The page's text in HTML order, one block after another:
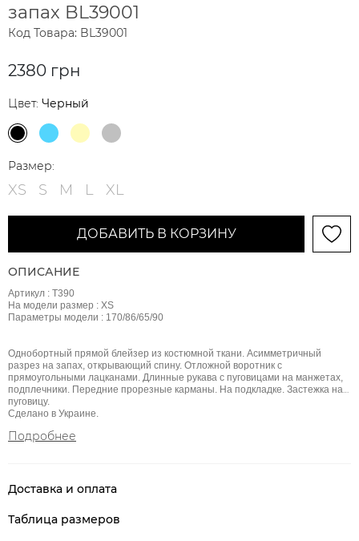
запах BL39001
Код Товара: BL39001
2380 грн
Цвет: Черный
Размер:
XS S M L XL
ДОБАВИТЬ В КОРЗИНУ
ОПИСАНИЕ
Артикул : Т390
На модели размер : ХS
Параметры модели : 170/86/65/90
Однобортный прямой блейзер из костюмной ткани. Асимметричный
разрез на запах, открывающий спину. Отложной воротник с
прямоугольными лацканами. Длинные рукава с пуговицами на манжетах,
подплечники. Передние прорезные карманы. На подкладке. Застежка на
пуговицу.
Сделано в Украине.
Подробнее
Доставка и оплата
Таблица размеров